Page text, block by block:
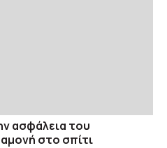
ασφάλεια του
στο σπίτι